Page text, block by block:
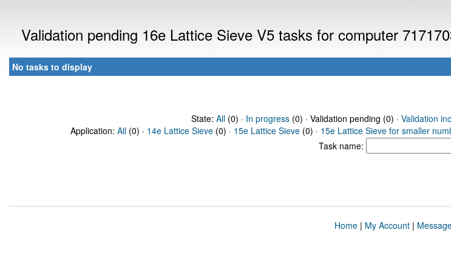
Validation pending 16e Lattice Sieve V5 tasks for computer
No tasks to display
State: All(0) · In progress(0) · Validation pending (0) · Validation
Application: All (0) · 14e Lattice Sieve (0) · 15e Lattice Sieve (0) · 15e Lattice Sieve for smaller
Task name:
Home| My Account|